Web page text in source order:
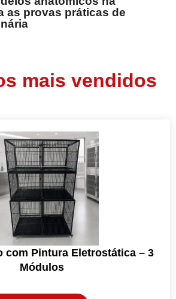
as provas práticas de
mais vendidos
com Pintura Eletrostática – 3
Módulos